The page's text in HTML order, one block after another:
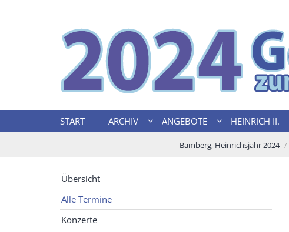
START ARCHIV ANGEBOTE HEINRICH II.
Bamberg, Heinrichsjahr 2024
Übersicht
Alle Termine
Konzerte